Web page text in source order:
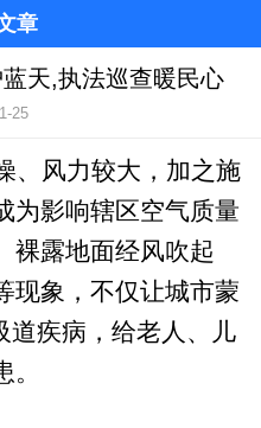
天,执法巡查暖民心
25
、风力较大，加之施
为影响辖区空气质量
裸露地面经风吹起
现象，不仅让城市蒙
道疾病，给老人、儿
章